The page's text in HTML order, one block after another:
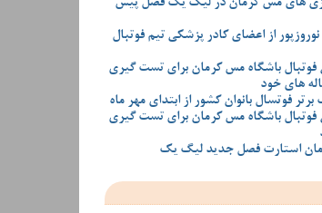
های مس کرمان در لیگ یک فصل پیش
از اعضای کادر پزشکی تیم فوتبال
فوتبال باشگاه مس کرمان برای تست گیری
فوتسال بانوان کشور از ابتدای مهر ماه
فوتبال باشگاه مس کرمان برای تست گیری
استارت فصل جدید لیگ یک